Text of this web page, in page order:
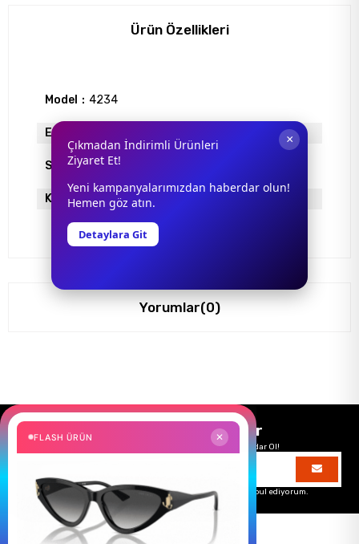
Ürün Özellikleri
Model 4234
Ekartman
Sap Uzunlugu
Köprü Genişliği 16
Yorumlar(0)
Size Özel Kampanyalar
Hemen Kayıt Ol Fırsatlardan Önce Sen Haberdar Ol!
Üyelik koşullarınıvekişisel verileriminkorunmasını kabul ediyorum.
×
Çıkmadan İndirimli Ürünleri
Ziyaret Et!
Yeni kampanyalarımızdan haberdar olun!
Hemen göz atın.
Detaylara Git
FLASH ÜRÜN ✕